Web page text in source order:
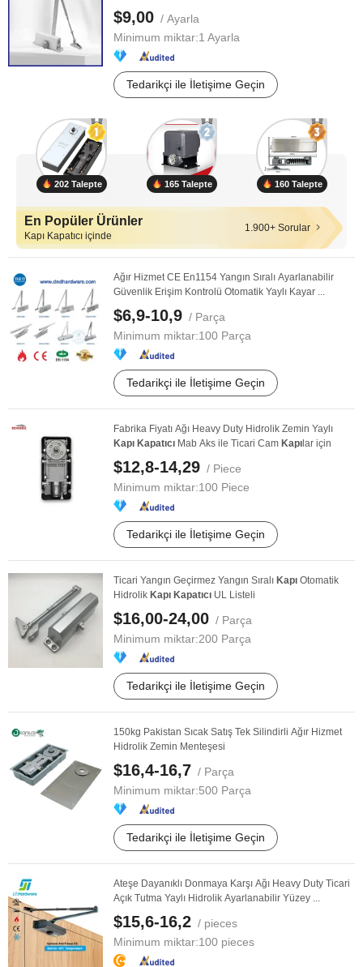
$9,00 / Ayarla
Minimum miktar:1 Ayarla
Tedarikçi ile İletişime Geçin
202 Talepte 165 Talepte 160 Talepte
En Popüler Ürünler
Kapı Kapatıcı içinde
1.900+ Sorular
Ağır Hizmet CE En1154 Yangın Sıralı Ayarlanabilir
Güvenlik Erişim Kontrolü Otomatik Yaylı Kayar ...
$6,9-10,9 / Parça
Minimum miktar:100 Parça
Tedarikçi ile İletişime Geçin
Fabrika Fiyatı Ağı Heavy Duty Hidrolik Zemin Yaylı
Kapı Kapatıcı Mab Aks ile Ticari Cam Kapı lar için
$12,8-14,29 / Piece
Minimum miktar:100 Piece
Tedarikçi ile İletişime Geçin
Ticari Yangın Geçirmez Yangın Sıralı Kapı Otomatik
Hidrolik Kapı Kapatıcı UL Listeli
$16,00-24,00 / Parça
Minimum miktar:200 Parça
Tedarikçi ile İletişime Geçin
150kg Pakistan Sıcak Satış Tek Silindirli Ağır Hizmet
Hidrolik Zemin Menteşesi
$16,4-16,7 / Parça
Minimum miktar:500 Parça
Tedarikçi ile İletişime Geçin
Ateşe Dayanıklı Donmaya Karşı Ağı Heavy Duty Ticari
Açık Tutma Yaylı Hidrolik Ayarlanabilir Yüzey ...
$15,6-16,2 / pieces
Minimum miktar:100 pieces